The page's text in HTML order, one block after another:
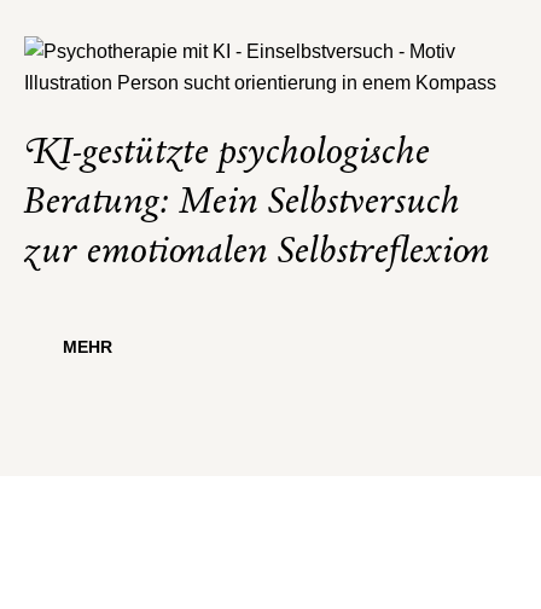
KI-gestützte psychologische
Beratung: Mein Selbstversuch
zur emotionalen Selbstreflexion
MEHR